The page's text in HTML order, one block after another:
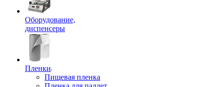
Оборудование,
диспенсеры
Пленки
Пищевая пленка